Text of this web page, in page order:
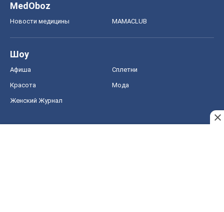
MedOboz
Новости медицины MAMACLUB
Шоу
Афиша Сплетни
Красота Мода
Женский Журнал